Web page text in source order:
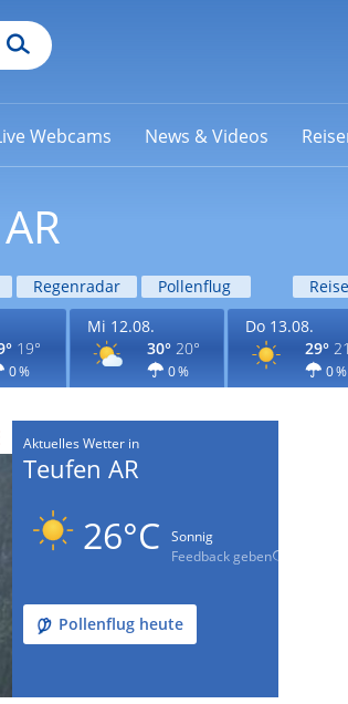
Webcams News & Videos
Regenradar Pollenflug
19°
0 %
Mi 12.08.
30° 20°
0 %
Do 13.08.
29°
0 %
Aktuelles Wetter in
Teufen AR
26°C
Sonnig
Feedback geben
Pollenflug heute